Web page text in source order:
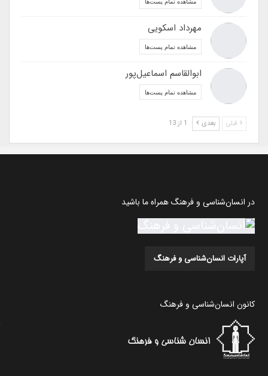
مهرداد اسکویی
مشاهده تمام پست‌ها
ابوالقاسم اسماعیل‌پور
مشاهده تمام پست‌ها
قبلی بعدی
در انسان‌شناسی و فرهنگ همراه ما باشید
آپارات انسان‌شناسی و فرهنگ
کانون انسان‌شناسی و فرهنگ